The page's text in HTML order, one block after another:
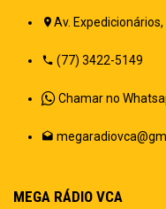
Av.
(77) 3422-5149
Chamar no
MEGA RÁDIO VCA